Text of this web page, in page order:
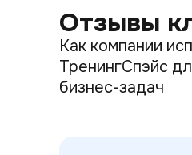
Отзывы
Как компании
ТренингСпэйс
бизнес-задач